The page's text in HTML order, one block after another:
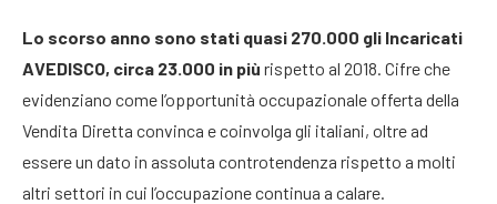
Lo scorso anno sono stati quasi 270.000 gli Incaricati
AVEDISCO, circa 23.000 in più rispetto al 2018. Cifre che
evidenziano come l’opportunità occupazionale offerta della
Vendita Diretta convinca e coinvolga gli italiani, oltre ad
essere un dato in assoluta controtendenza rispetto a molti
altri settori in cui l’occupazione continua a calare.